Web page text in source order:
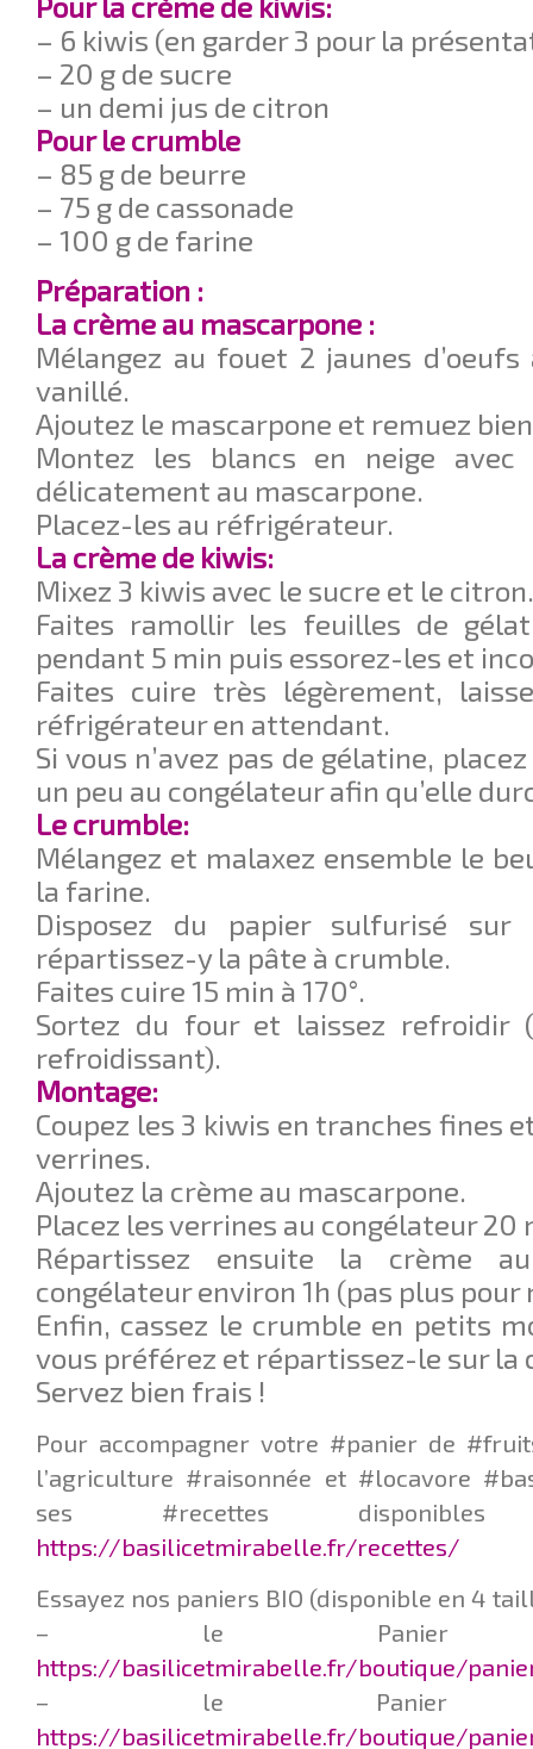
– 6 kiwis (en garder 3 pour la
– 20 g de sucre
– un demi jus de citron
Pour le crumble
– 85 g de beurre
– 75 g de cassonade
– 100 g de farine
Préparation :
La crème au mascarpone :
Mélangez au fouet 2 jaunes
vanillé.
Ajoutez le mascarpone et remuez
Montez les blancs en neige
délicatement au mascarpone.
Placez-les au réfrigérateur.
La crème de kiwis:
Mixez 3 kiwis avec le sucre et le citron.
Faites ramollir les feuilles de
pendant 5 min puis essorez-les et
Faites cuire très légèrement,
réfrigérateur en attendant.
Si vous n’avez pas de gélatine,
un peu au congélateur afin qu’elle
Le crumble:
Mélangez et malaxez ensemble le
la farine.
Disposez du papier sulfurisé
répartissez-y la pâte à crumble.
Faites cuire 15 min à 170°.
Sortez du four et laissez refroidir
refroidissant).
Montage:
Coupez les 3 kiwis en tranches fines
verrines.
Ajoutez la crème au mascarpone.
Placez les verrines au congélateur 20
Répartissez ensuite la crème
congélateur environ 1h (pas plus pour
Enfin, cassez le crumble en petits
vous préférez et répartissez-le sur la
Servez bien frais !
Pour accompagner votre #panier de
l’agriculture #raisonnée et #locavore
ses #recettes
https://basilicetmirabelle.fr/recettes/
Essayez nos paniers BIO (disponible en 4
– le Panier
https://basilicetmirabelle.fr/boutique/
– le Panier
https://basilicetmirabelle.fr/boutique/